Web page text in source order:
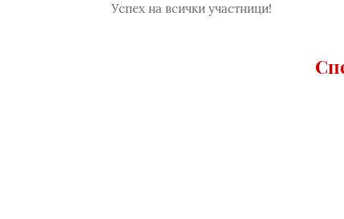
Успех на всички участници!